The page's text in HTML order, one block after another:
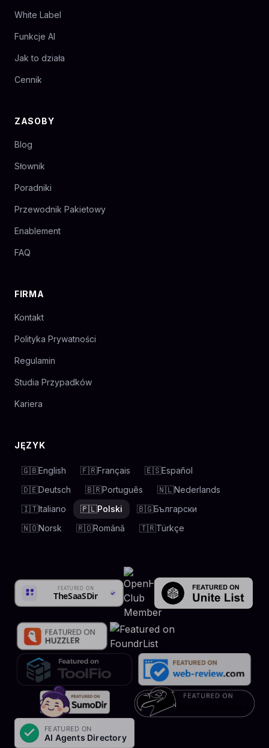
White Label
Funkcje AI
Jak to działa
Cennik
ZASOBY
Blog
Słownik
Poradniki
Przewodnik Pakietowy
Enablement
FAQ
FIRMA
Kontakt
Polityka Prywatności
Regulamin
Studia Przypadków
Kariera
JĘZYK
🇬🇧English 🇫🇷Français 🇪🇸Español
🇩🇪Deutsch 🇧🇷Português 🇳🇱Nederlands
🇮🇹Italiano 🇵🇱Polski 🇧🇬Български
🇳🇴Norsk 🇷🇴Română 🇹🇷Türkçe